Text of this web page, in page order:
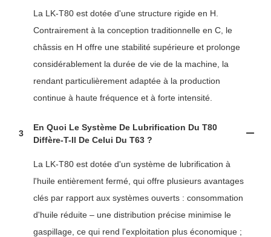
La LK-T80 est dotée d'une structure rigide en H.
Contrairement à la conception traditionnelle en C, le
châssis en H offre une stabilité supérieure et prolonge
considérablement la durée de vie de la machine, la
rendant particulièrement adaptée à la production
continue à haute fréquence et à forte intensité.
3
En Quoi Le Système De Lubrification Du T80
Diffère-T-Il De Celui Du T63 ?
La LK-T80 est dotée d'un système de lubrification à
l'huile entièrement fermé, qui offre plusieurs avantages
clés par rapport aux systèmes ouverts : consommation
d'huile réduite – une distribution précise minimise le
gaspillage, ce qui rend l'exploitation plus économique ;